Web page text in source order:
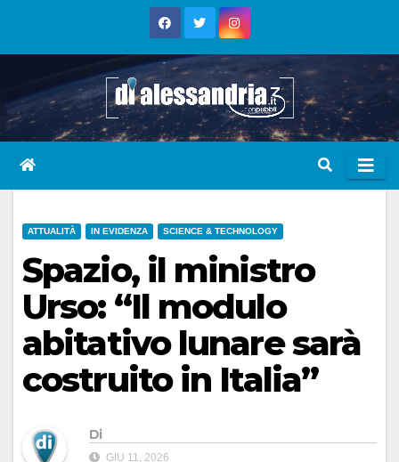
ATTUALITÀ IN EVIDENZA SCIENCE & TECHNOLOGY
Spazio, il ministro
Urso: “Il modulo
abitativo lunare sarà
costruito in Italia”
Di
GIU 11, 2026